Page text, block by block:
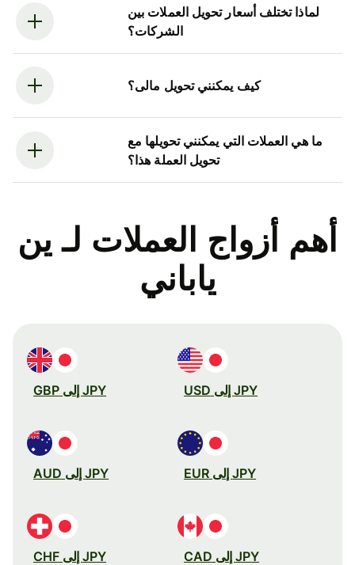
لماذا تختلف أسعار تحويل العملات بين
الشركات؟
كيف يمكنني تحويل مالى؟
ما هي العملات التي يمكنني تحويلها مع
تحويل العملة هذا؟
أهم أزواج العملات لـ ين
ياباني
JPY إلى USD JPY إلى GBP
JPY إلى EUR JPY إلى AUD
JPY إلى CAD JPY إلى CHF